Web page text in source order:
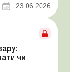
ризики.
помилкове
23.06.2026
чи